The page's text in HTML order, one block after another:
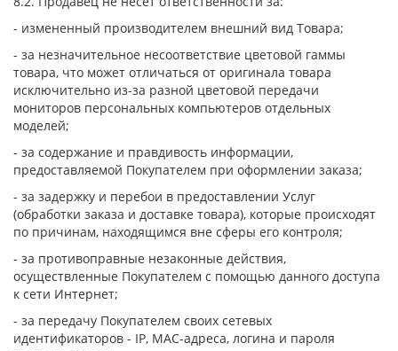
- измененный производителем внешний вид Товара;
- за незначительное несоответствие цветовой гаммы
товара, что может отличаться от оригинала товара
исключительно из-за разной цветовой передачи
мониторов персональных компьютеров отдельных
моделей;
- за содержание и правдивость информации,
предоставляемой Покупателем при оформлении заказа;
- за задержку и перебои в предоставлении Услуг
(обработки заказа и доставке товара), которые происходят
по причинам, находящимся вне сферы его контроля;
- за противоправные незаконные действия,
осуществленные Покупателем с помощью данного доступа
к сети Интернет;
- за передачу Покупателем своих сетевых
идентификаторов - IP, MAC-адреса, логина и пароля